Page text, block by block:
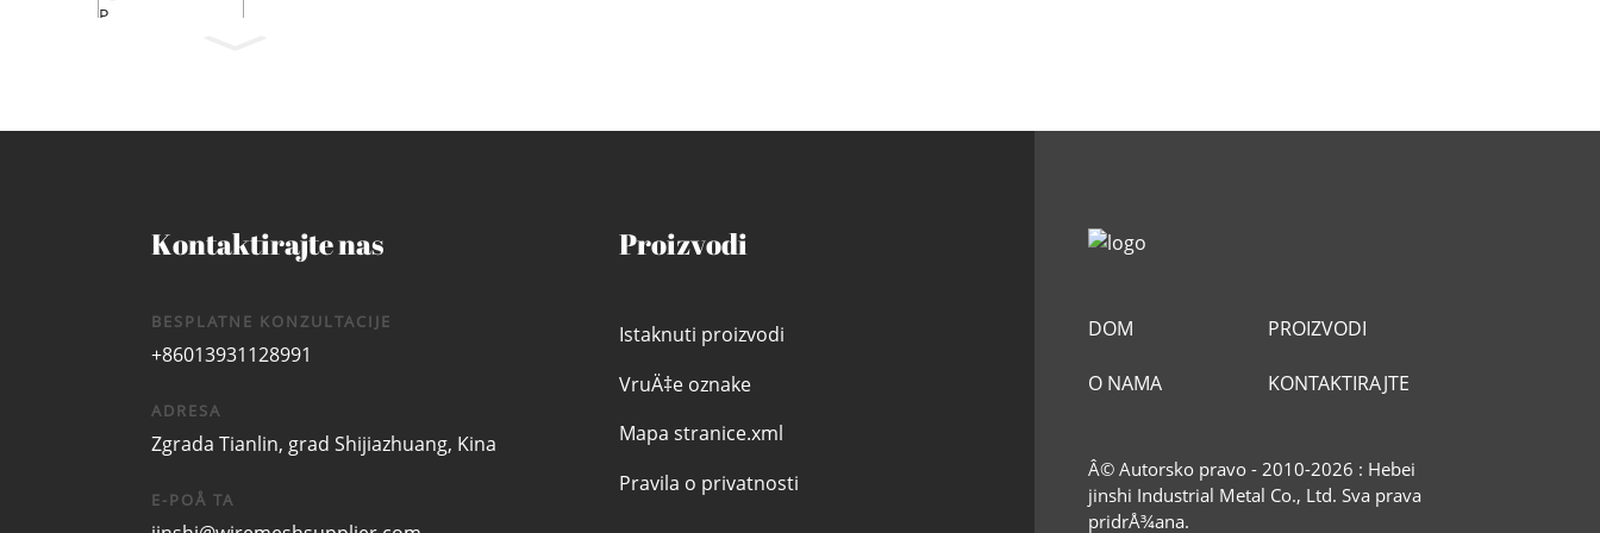
Kontaktirajte nas
BESPLATNE KONZULTACIJE
+86013931128991
ADRESA
Zgrada Tianlin, grad Shijiazhuang, Kina
E-POÅ TA
Proizvodi
Istaknuti proizvodi
VruÄ‡e oznake
Mapa stranice.xml
Pravila o privatnosti
DOM PROIZVODI
O NAMA
KONTAKTIRAJTE
Â© Autorsko pravo - 2010-2026 : Hebei
jinshi Industrial Metal Co., Ltd. Sva prava
pridrÅ¾ana.